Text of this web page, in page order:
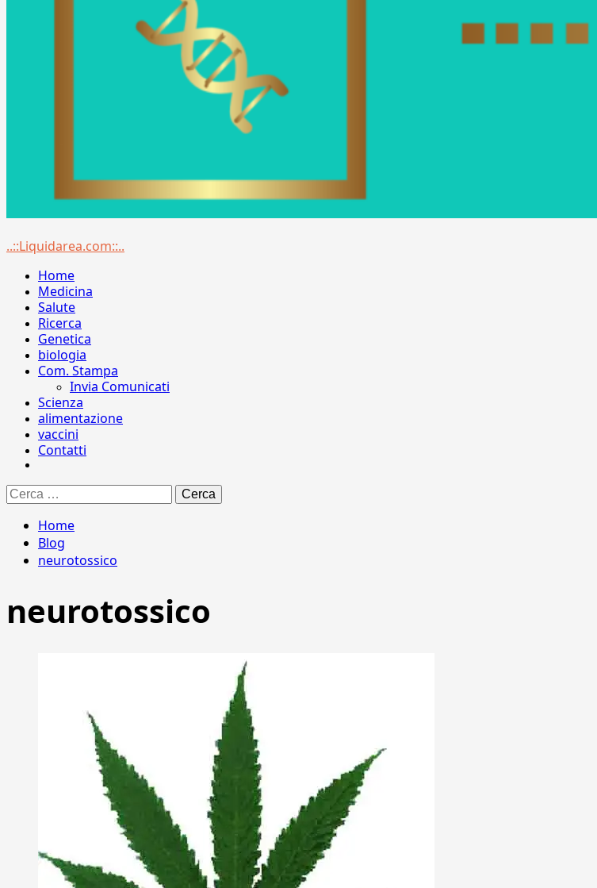
Menu
..::Liquidarea.com::..
Home
Medicina
Salute
Ricerca
Genetica
biologia
Com. Stampa
Invia Comunicati
Scienza
alimentazione
vaccini
Contatti
Ricerca
per:
Home
Blog
neurotossico
neurotossico